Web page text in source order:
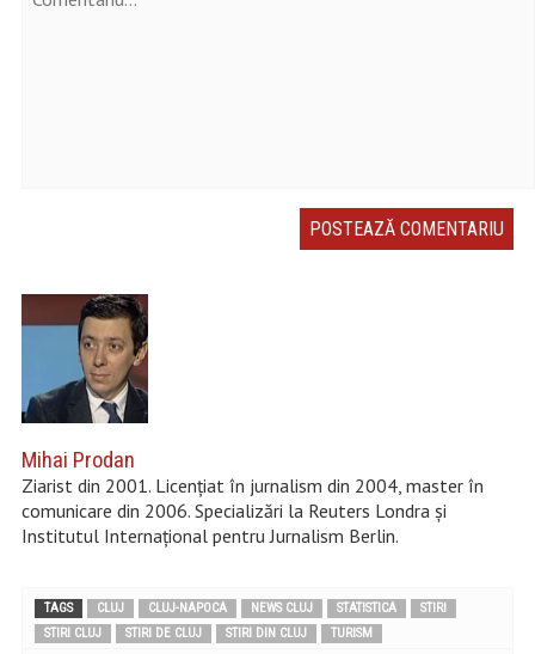
Mihai Prodan
Ziarist din 2001. Licențiat în jurnalism din 2004, master în
comunicare din 2006. Specializări la Reuters Londra și
Institutul Internațional pentru Jurnalism Berlin.
TAGS CLUJ CLUJ-NAPOCA NEWS CLUJ STATISTICA
STIRI
STIRI CLUJ
STIRI DE CLUJ STIRI DIN CLUJ TURISM